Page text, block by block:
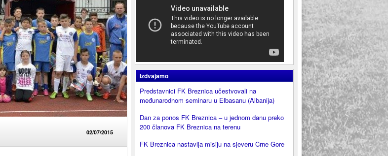
02/07/2015
Izdvajamo
Predstavnici FK Breznica učestvovali na
međunarodnom seminaru u Elbasanu (Albanija)
Dan za ponos FK Breznica – u jednom danu preko
200 članova FK Breznica na terenu
FK Breznica nastavlja misiju na sjeveru Crne Gore